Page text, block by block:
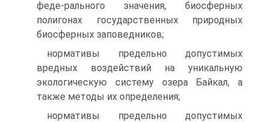
феде-рального значения, биосферных
полигонах государственных природных
биосферных заповедников;
нормативы предельно допустимых
вредных воздействий на уникальную
экологическую систему озера Байкал, а
также методы их определения;
нормативы предельно допустимых